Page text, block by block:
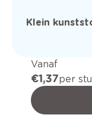
Klein
Vanaf
€ 1,37per